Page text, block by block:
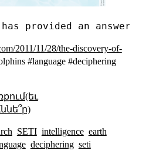
2011/11/28/the-discovery-of-
#language #deciphering
SETI intelligence earth
deciphering seti